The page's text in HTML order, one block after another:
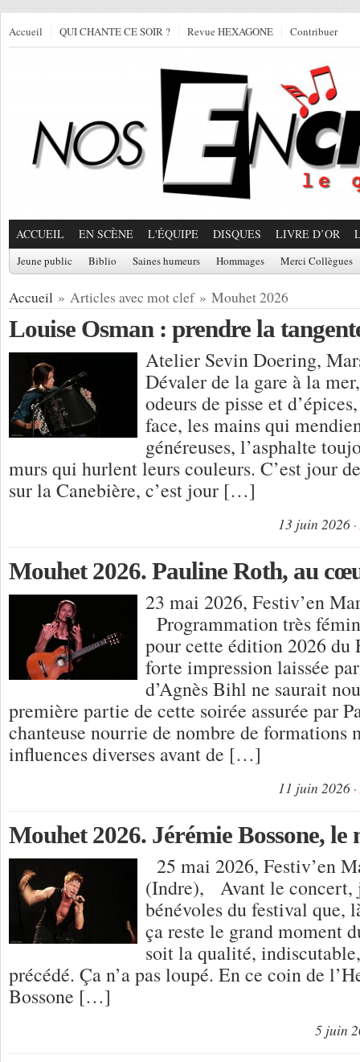
Accueil QUI CHANTE CE SOIR ? Revue HEXAGONE Contribuer
ACCUEIL EN SCÈNE L'ÉQUIPE DISQUES LIVRE D’OR
Jeune public Biblio Saines humeurs Hommages Merci Collègues
Accueil » Articles avec mot clef » Mouhet 2026
Louise Osman : prendre la
Atelier Sevin Doering,
Dévaler de la gare à la
odeurs de pisse et
face, les mains qui
généreuses, l’asphalte
murs qui hurlent leurs couleurs. C’est jour
sur la Canebière, c’est jour […]
13 juin 2026
Mouhet 2026. Pauline Roth, au
23 mai 2026, Festiv’en
Programmation très
pour cette édition 2026 du
forte impression laissée
d’Agnès Bihl ne saurait
première partie de cette soirée assurée par
chanteuse nourrie de nombre de formations
influences diverses avant de […]
11 juin 2026
Mouhet 2026. Jérémie Bossone, le
25 mai 2026, Festiv’en
(Indre), Avant le concert,
bénévoles du festival que,
ça reste le grand moment
soit la qualité,
précédé. Ça n’a pas loupé. En ce coin de
Bossone […]
5 juin